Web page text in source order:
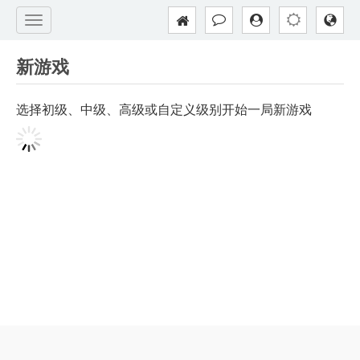
新游戏
选择初级、中级、高级或自定义级别开始一局新游戏